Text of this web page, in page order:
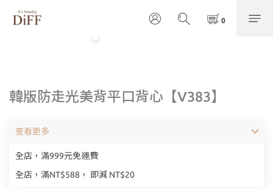
韓版防走光美背平口背心【V383】
全店，滿999元免運費
全店，滿NT$588， 即減 NT$20
查看更多